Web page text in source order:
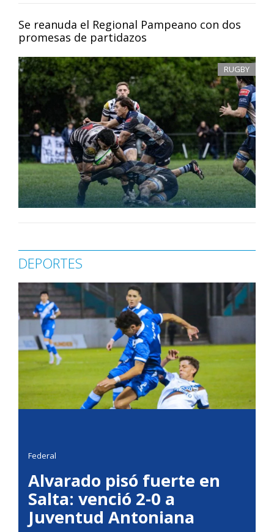
Se reanuda el Regional Pampeano con dos
promesas de partidazos
RUGBY
DEPORTES
Federal
Alvarado pisó fuerte en
Salta: venció 2-0 a
Juventud Antoniana